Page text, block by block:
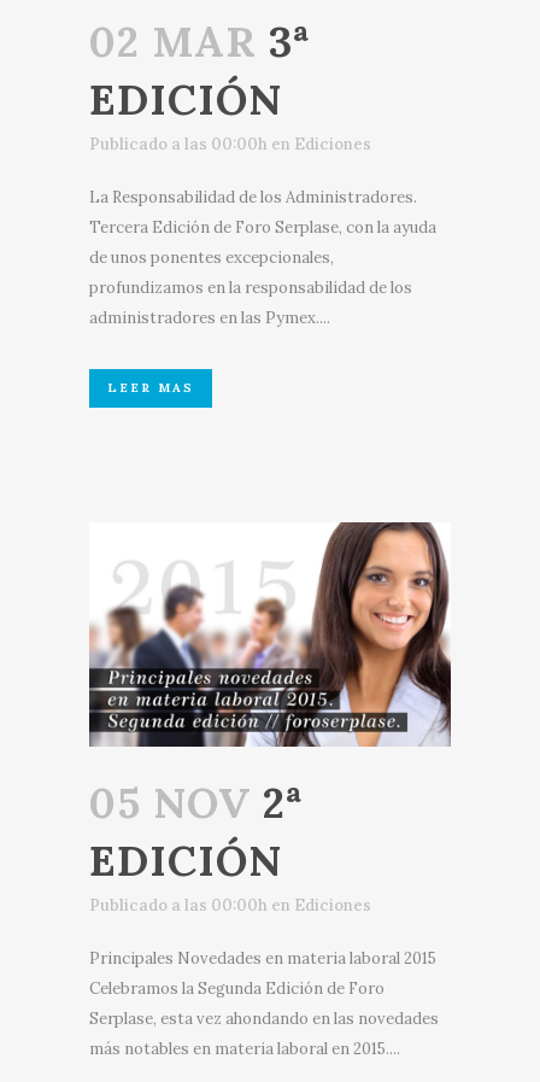
02 MAR 3ª
EDICIÓN
Publicado a las 00:00h en Ediciones
La Responsabilidad de los Administradores.
Tercera Edición de Foro Serplase, con la ayuda
de unos ponentes excepcionales,
profundizamos en la responsabilidad de los
administradores en las Pymex....
LEER MAS
05 NOV 2ª
EDICIÓN
Publicado a las 00:00h en Ediciones
Principales Novedades en materia laboral 2015
Celebramos la Segunda Edición de Foro
Serplase, esta vez ahondando en las novedades
más notables en materia laboral en 2015....